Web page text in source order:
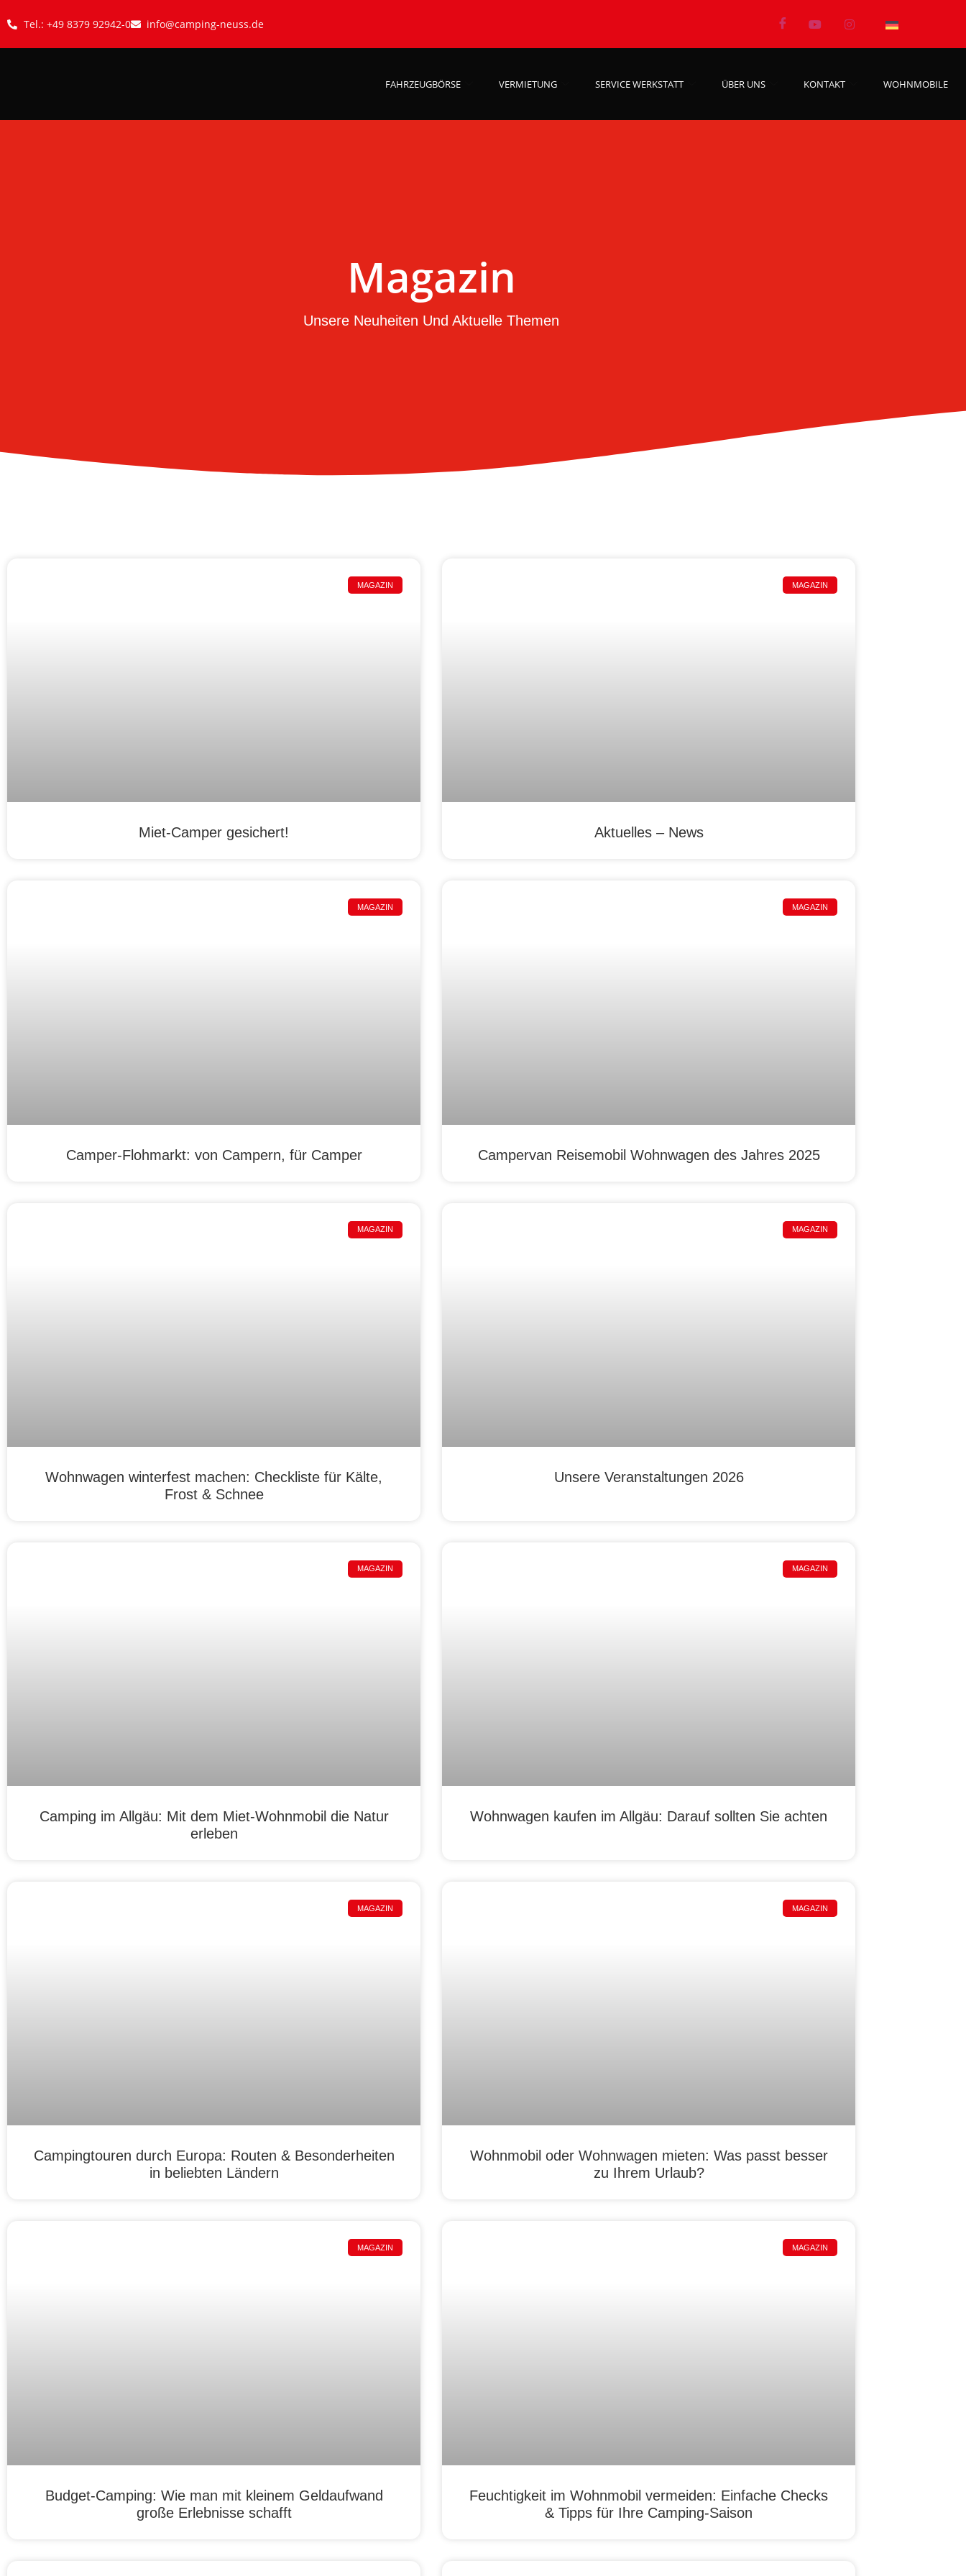
Tel.: +49 8379 92942-0 info@camping-neuss.de
FAHRZEUGBÖRSE VERMIETUNG SERVICE WERKSTATT ÜBER UNS KONTAKT WOHNMOBILE
Magazin
Unsere Neuheiten Und Aktuelle Themen
MAGAZIN
Miet-Camper gesichert!
MAGAZIN
Aktuelles – News
MAGAZIN
Camper-Flohmarkt: von Campern, für Camper
MAGAZIN
Campervan Reisemobil Wohnwagen des Jahres 2025
MAGAZIN
Wohnwagen winterfest machen: Checkliste für Kälte,
Frost & Schnee
MAGAZIN
Unsere Veranstaltungen 2026
MAGAZIN
Camping im Allgäu: Mit dem Miet-Wohnmobil die Natur
erleben
MAGAZIN
Wohnwagen kaufen im Allgäu: Darauf sollten Sie achten
MAGAZIN
Campingtouren durch Europa: Routen & Besonderheiten
in beliebten Ländern
MAGAZIN
Wohnmobil oder Wohnwagen mieten: Was passt besser
zu Ihrem Urlaub?
MAGAZIN
Budget-Camping: Wie man mit kleinem Geldaufwand
große Erlebnisse schafft
MAGAZIN
Feuchtigkeit im Wohnmobil vermeiden: Einfache Checks
& Tipps für Ihre Camping-Saison